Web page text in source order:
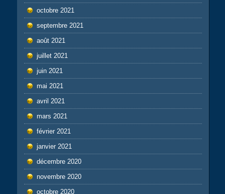
octobre 2021
septembre 2021
août 2021
juillet 2021
juin 2021
mai 2021
avril 2021
mars 2021
février 2021
janvier 2021
décembre 2020
novembre 2020
octobre 2020